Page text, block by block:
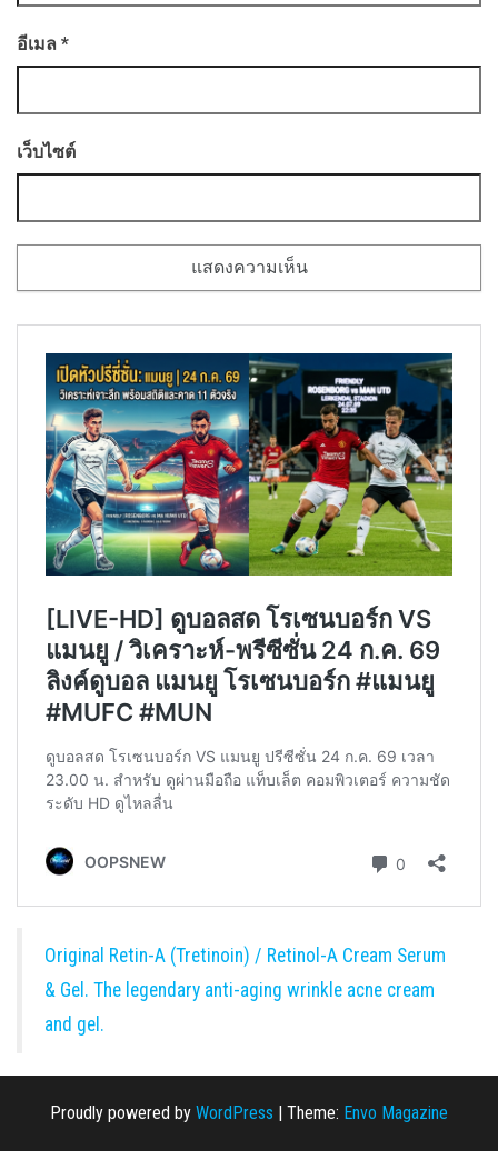
อีเมล *
เว็บไซต์
Original Retin-A (Tretinoin) / Retinol-A Cream Serum
& Gel. The legendary anti-aging wrinkle acne cream
and gel.
Proudly powered by WordPress | Theme: Envo Magazine